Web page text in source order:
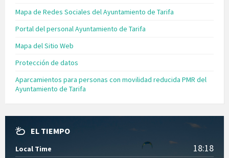
Mapa de Redes Sociales del Ayuntamiento de Tarifa
Portal del personal Ayuntamiento de Tarifa
Mapa del Sitio Web
Protección de datos
Aparcamientos para personas con movilidad reducida PMR del
Ayuntamiento de Tarifa
EL TIEMPO
Local Time 18:18